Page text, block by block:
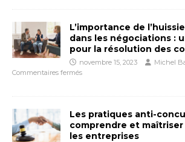
L’importance de
dans les négociations :
pour la résolution des
novembre 15, 2023
Michel
Commentaires fermés
Les pratiques anti-
comprendre et
les entreprises